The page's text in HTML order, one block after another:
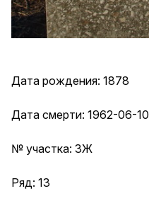
Дата рождения: 1878
Дата смерти: 1962-06-10
№ участка: 3Ж
Ряд: 13